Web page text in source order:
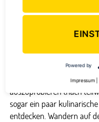
Methven, wo nicht
zumindest. Doch es gibt
darauf einlässt.
auszuprobieren (nach
sogar ein paar
entdecken. Wandern auf
Powered by
Impressum